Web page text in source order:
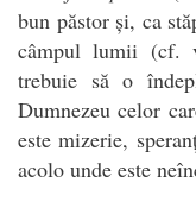
bun păstor și, ca
câmpul lumii (cf.
trebuie să o
Dumnezeu celor
este mizerie,
acolo unde este